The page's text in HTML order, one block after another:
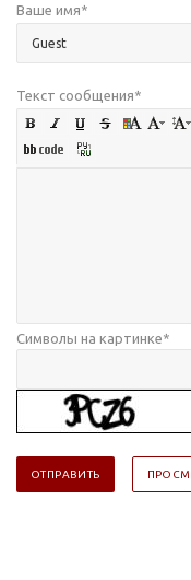
Ваше имя*
Текст сообщения*
Символы на картинке*